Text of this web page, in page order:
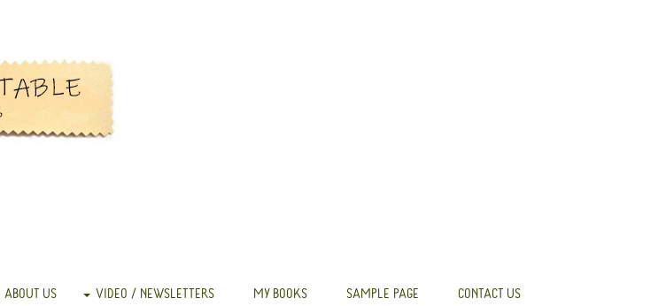
ABOUT US VIDEO / NEWSLETTERS MY BOOKS SAMPLE PAGE CONTACT US